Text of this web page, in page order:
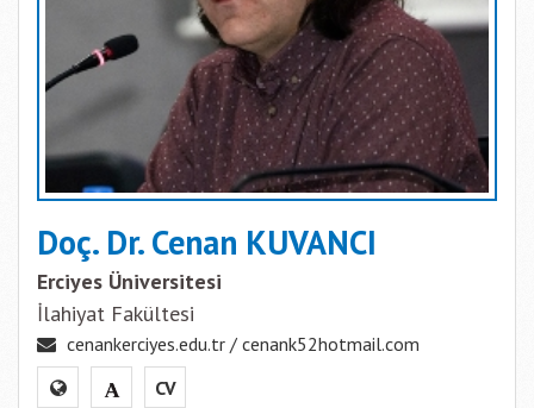
Doç. Dr. Cenan KUVANCI
Erciyes Üniversitesi
İlahiyat Fakültesi
cenankerciyes.edu.tr / cenank52hotmail.com
CV